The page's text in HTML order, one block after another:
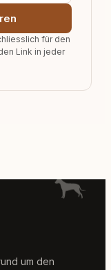
für den
Link in jeder
um den